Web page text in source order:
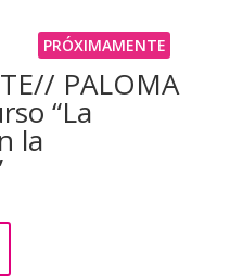
PRÓXIMAMENTE
PALOMA
“La
la